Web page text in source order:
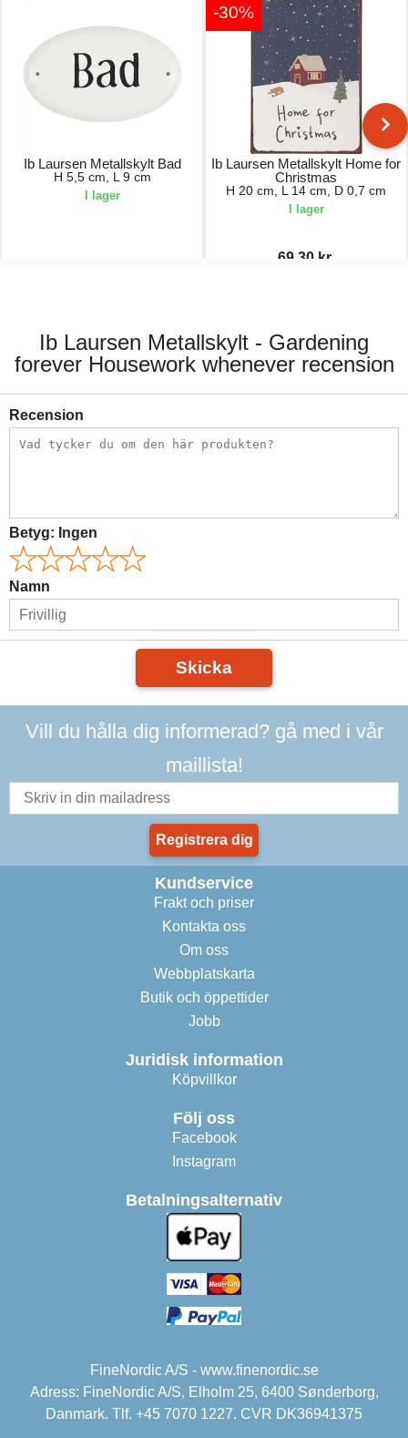
Ib Laursen Metallskylt Bad
H 5,5 cm, L 9 cm
I lager
-30%
Ib Laursen Metallskylt Home for
Christmas
H 20 cm, L 14 cm, D 0,7 cm
I lager
69,30 kr.
Ib Laursen Metallskylt - Gardening
forever Housework whenever recension
Recension
Betyg: Ingen
Namn
Skicka
Vill du hålla dig informerad? gå med i vår
maillista!
Registrera dig
Kundservice
Frakt och priser
Kontakta oss
Om oss
Webbplatskarta
Butik och öppettider
Jobb
Juridisk information
Köpvillkor
Följ oss
Facebook
Instagram
Betalningsalternativ
FineNordic A/S - www.finenordic.se
Adress: FineNordic A/S, Elholm 25, 6400 Sønderborg,
Danmark. Tlf. +45 7070 1227. CVR DK36941375